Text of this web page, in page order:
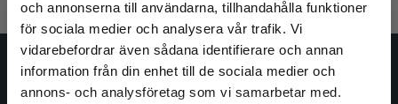
och annonserna till användarna, tillhandahålla funktioner
för sociala medier och analysera vår trafik. Vi
vidarebefordrar även sådana identifierare och annan
information från din enhet till de sociala medier och
annons- och analysföretag som vi samarbetar med.
Begränsad fraktregion
Studentlitteratur